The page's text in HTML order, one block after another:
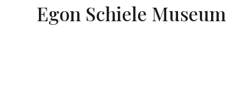
Egon Schiele Museum